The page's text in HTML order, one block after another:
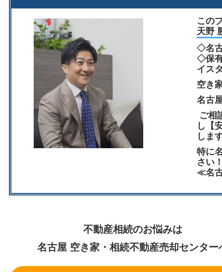
この
天野
◇名
◇保
イス
空き
名古
ご相
し【
しま
特に
さい
≪名
不動産相続のお悩みは
名古屋 空き家・相続不動産売却センター